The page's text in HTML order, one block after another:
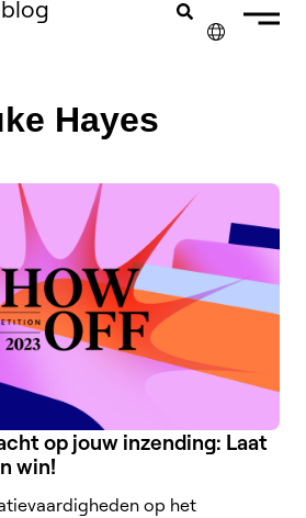
blog
DEUTSCH
PORTUGUÊS
ESPAÑOL
ITALIANO
Hayes
op jouw inzending: Laat
win!
op het